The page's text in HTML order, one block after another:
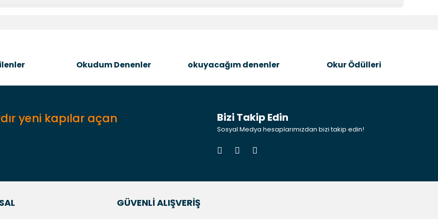
Okudum Denenler okuyacağım denenler Okur Ödülleri
yeni kapılar açan Bizi Takip Edin
Sosyal Medya hesaplarımızdan bizi takip edin!
GÜVENLİ ALIŞVERİŞ